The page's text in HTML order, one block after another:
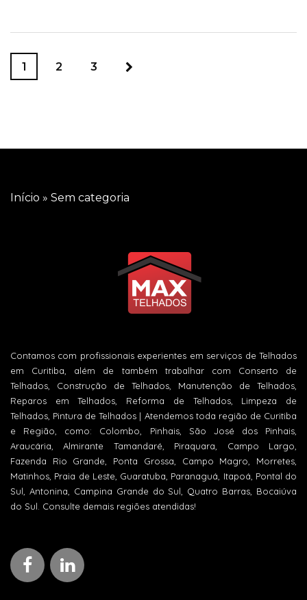
1 2 3
Início » Sem categoria
Contamos com profissionais experientes em serviços de Telhados
em Curitiba, além de também trabalhar com Conserto de
Telhados, Construção de Telhados, Manutenção de Telhados,
Reparos em Telhados, Reforma de Telhados, Limpeza de
Telhados, Pintura de Telhados | Atendemos toda região de Curitiba
e Região, como: Colombo, Pinhais, São José dos Pinhais,
Araucária, Almirante Tamandaré, Piraquara, Campo Largo,
Fazenda Rio Grande, Ponta Grossa, Campo Magro, Morretes,
Matinhos, Praia de Leste, Guaratuba, Paranaguá, Itapoá, Pontal do
Sul, Antonina, Campina Grande do Sul, Quatro Barras, Bocaiúva
do Sul. Consulte demais regiões atendidas!